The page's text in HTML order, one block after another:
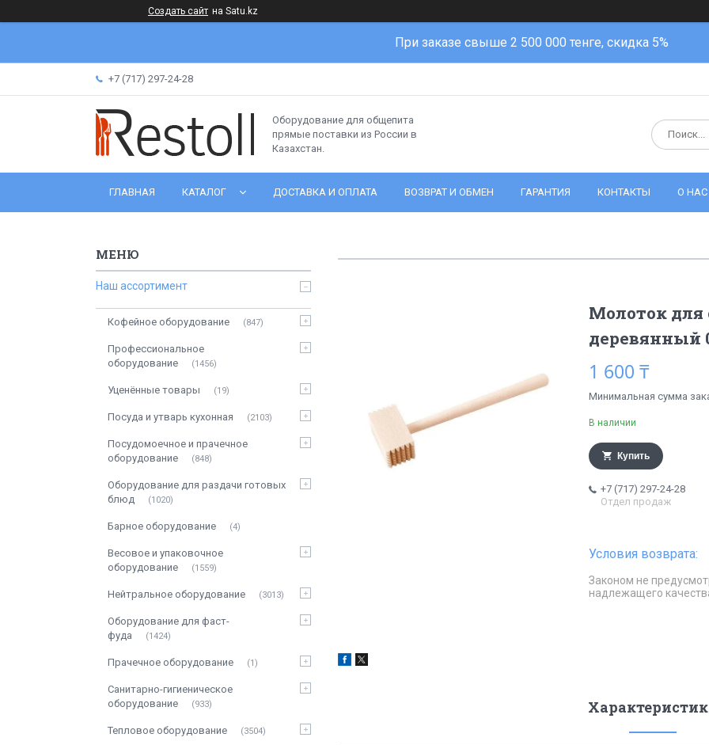
Создать сайт на Satu.kz
При заказе свыше 2 500 000 тенге, скидка 5%
+7 (717) 297-24-28
Оборудование для общепита
прямые поставки из России в
Казахстан.
ГЛАВНАЯ КАТАЛОГ ДОСТАВКА И ОПЛАТА ВОЗВРАТ И ОБМЕН ГАРАНТИЯ КОНТАКТЫ О НАС
Молоток для
деревянный
1 600 ₸
Минимальная сумма
В наличии
Купить
+7 (717) 297-24-28
Отдел продаж
Законом не
надлежащего
Наш ассортимент
Кофейное оборудование 847
Профессиональное
оборудование
1456
Уценённые товары 19
Посуда и утварь кухонная 2103
Посудомоечное и прачечное
оборудование
848
Оборудование для раздачи готовых
блюд
1020
Барное оборудование 4
Весовое и упаковочное
оборудование
1559
Нейтральное оборудование 3013
Оборудование для фаст-
фуда
1424
Прачечное оборудование 1
Санитарно-гигиеническое
оборудование
933
Тепловое оборудование 3504